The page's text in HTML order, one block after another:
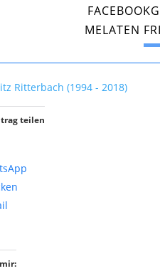
MELATEN
Ritterbach (1994 - 2018)
teilen